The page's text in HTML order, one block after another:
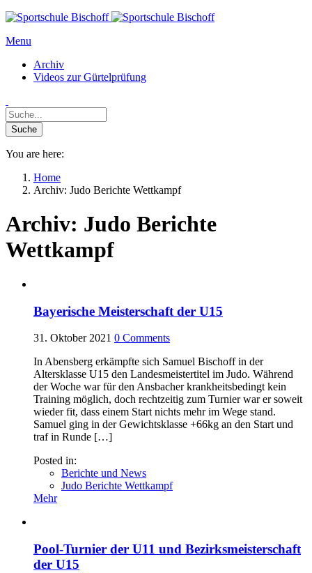
Menu
Archiv
Videos zur Gürtelprüfung
You are here:
Home
Archiv: Judo Berichte Wettkampf
Archiv: Judo Berichte
Wettkampf
Bayerische Meisterschaft der U15
31. Oktober 2021 0 Comments
In Abensberg erkämpfte sich Samuel Bischoff in der
Altersklasse U15 den Landesmeistertitel im Judo. Während
der Woche war für den Ansbacher krankheitsbedingt kein
Training möglich, doch rechtzeitig zum Turnier war er soweit
wieder fit, dass einem Start nichts mehr im Wege stand.
Samuel ging in der Gewichtsklasse +66kg an den Start und
traf in Runde […]
Posted in:
Berichte und News
Judo Berichte Wettkampf
Mehr
Pool-Turnier der U11 und Bezirksmeisterschaft
der U15